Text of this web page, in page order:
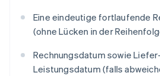
Eine eindeutige fortlaufende
(ohne Lücken in der
Rechnungsdatum sowie
Leistungsdatum (falls